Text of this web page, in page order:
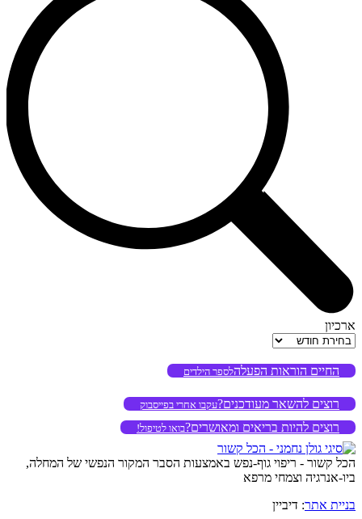
ארכיון
ארכיון
החיים הוראות הפעלהלספר הילדים
רוצים להשאר מעודכנים?עקבו אחרי בפייסבוק
רוצים להיות בריאים ומאושרים?בואו לטיפול!
הכל קשור - ריפוי גוף-נפש באמצעות הסבר המקור הנפשי של המחלה,
ביו-אנרגיה וצמחי מרפא
בניית אתר: דיביין